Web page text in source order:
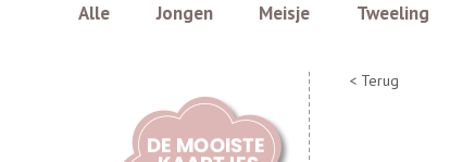
Alle Jongen Meisje Tweeling
< Terug